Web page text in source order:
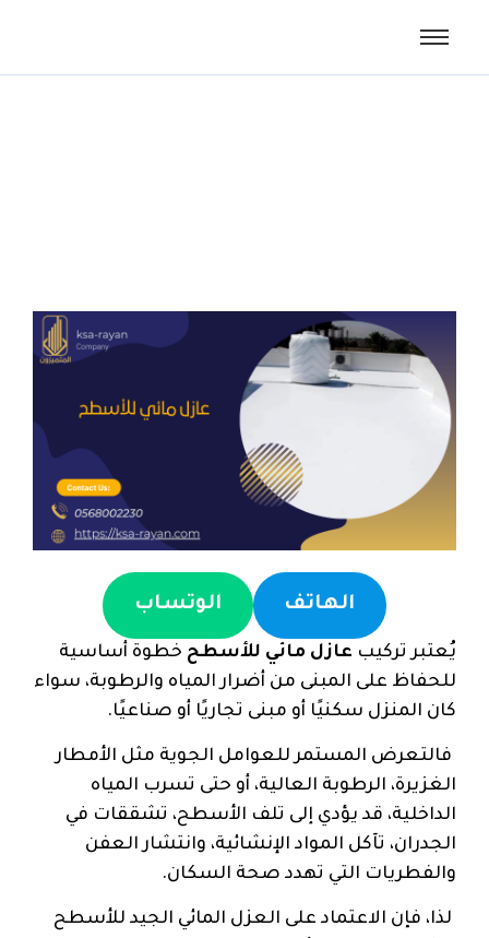
الهاتف الوتساب
يُعتبر تركيب عازل مائي للأسطح خطوة أساسية
للحفاظ على المبنى من أضرار المياه والرطوبة، سواء
كان المنزل سكنيًا أو مبنى تجاريًا أو صناعيًا.
فالتعرض المستمر للعوامل الجوية مثل الأمطار
الغزيرة، الرطوبة العالية، أو حتى تسرب المياه
الداخلية، قد يؤدي إلى تلف الأسطح، تشققات في
الجدران، تآكل المواد الإنشائية، وانتشار العفن
والفطريات التي تهدد صحة السكان.
لذا، فإن الاعتماد على العزل المائي الجيد للأسطح